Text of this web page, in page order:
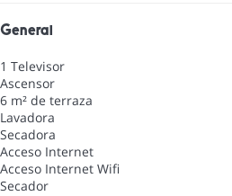
General
1 Televisor
Ascensor
6 m² de terraza
Lavadora
Secadora
Acceso Internet
Acceso Internet Wifi
Secador